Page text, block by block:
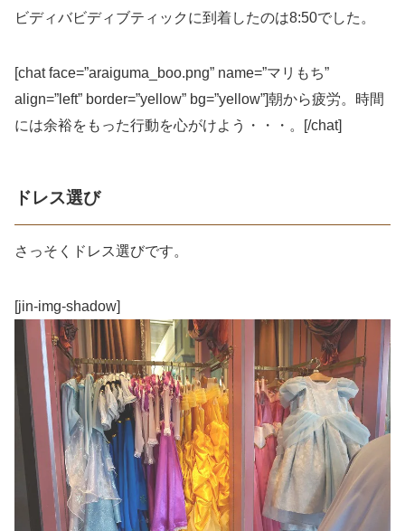
ビディバビディブティックに到着したのは8:50でした。
[chat face=”araiguma_boo.png” name=”マリもち”
align=”left” border=”yellow” bg=”yellow”]朝から疲労。時間
には余裕をもった行動を心がけよう・・・。[/chat]
ドレス選び
さっそくドレス選びです。
[jin-img-shadow]